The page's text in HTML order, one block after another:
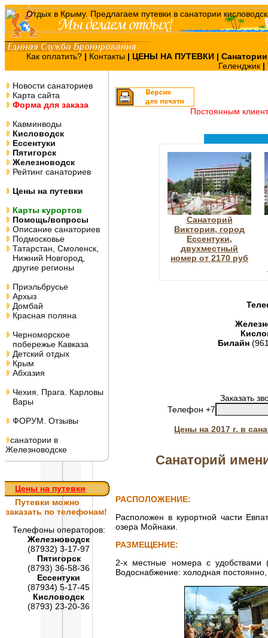
Как оплатить? | Контакты | ЦЕНЫ НА ПУТЕВКИ |
Геленджик |
Новости санаториев
Карта сайта
Форма для заказа
Кавминводы
Кисловодск
Ессентуки
Пятигорск
Железноводск
Рейтинг санаториев
Цены на путевки
Карты курортов
Помощь/вопросы
Описание санаториев
Подмосковье
Татарстан, Смоленск,
Нижний Новгород,
другие регионы
Приэльбрусье
Архыз
Домбай
Красная поляна
Черноморское
побережье Кавказа
Детский отдых
Крым
Абхазия
Чехия. Прага. Карловы
Вары
ФОРУМ. Отзывы
санатории в
Железноводске
Цены на путевки
Путевки можно
заказать по телефонам!
Телефоны операторов:
Железноводск
(87932) 3-17-97
Пятигорск
(8793) 36-58-36
Ессентуки
(87934) 5-17-45
Кисловодск
(8793) 23-20-36
Постоянным
Санаторий
Виктория, город
Ессентуки,
двухместный
номер от 2170 руб
Билайн
Заказать
Телефон +7
Цены на 2017 г. в
Санаторий
РАСПОЛОЖЕНИЕ:
Расположен в курортной части
озера Мойнаки.
РАЗМЕЩЕНИЕ:
2-х местные номера с удобствами
Водоснабжение: холодная